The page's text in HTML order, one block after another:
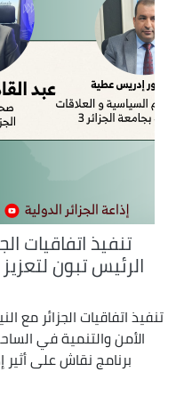
تنفيذ اتفاقيات
الرئيس تبون
تنفيذ اتفاقيات الجزائر مع
الأمن والتنمية في
برنامج نقاش على أثير